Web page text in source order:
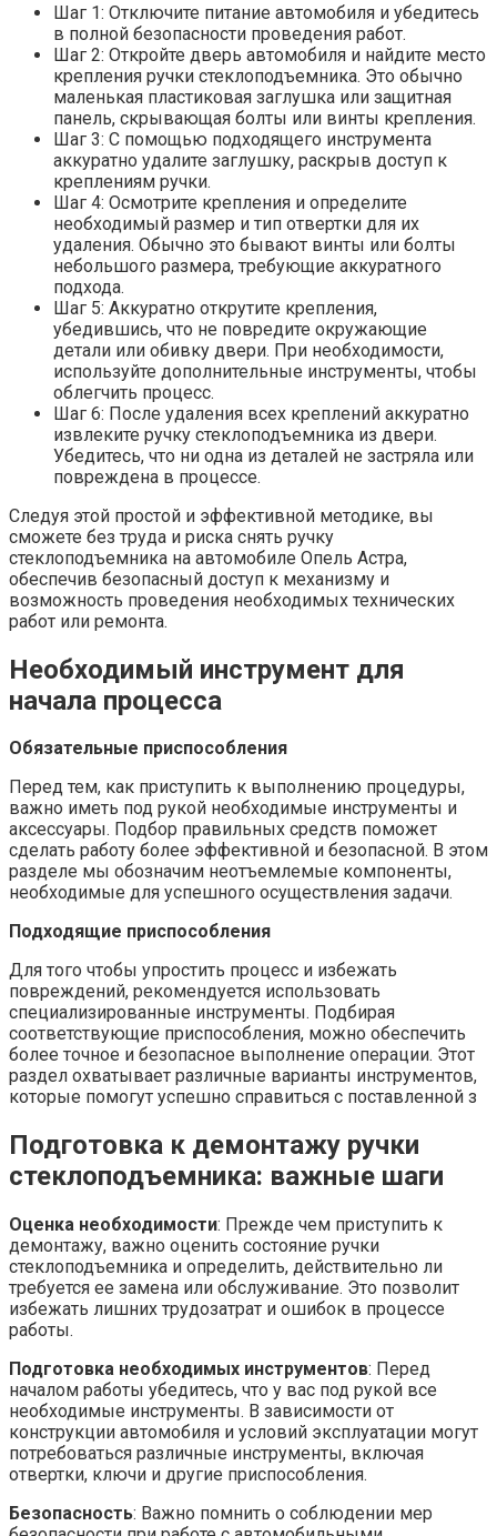
Шаг 1: Отключите питание автомобиля и убедитесь
в полной безопасности проведения работ.
Шаг 2: Откройте дверь автомобиля и найдите место
крепления ручки стеклоподъемника. Это обычно
маленькая пластиковая заглушка или защитная
панель, скрывающая болты или винты крепления.
Шаг 3: С помощью подходящего инструмента
аккуратно удалите заглушку, раскрыв доступ к
креплениям ручки.
Шаг 4: Осмотрите крепления и определите
необходимый размер и тип отвертки для их
удаления. Обычно это бывают винты или болты
небольшого размера, требующие аккуратного
подхода.
Шаг 5: Аккуратно открутите крепления,
убедившись, что не повредите окружающие
детали или обивку двери. При необходимости,
используйте дополнительные инструменты, чтобы
облегчить процесс.
Шаг 6: После удаления всех креплений аккуратно
извлеките ручку стеклоподъемника из двери.
Убедитесь, что ни одна из деталей не застряла или
повреждена в процессе.
Следуя этой простой и эффективной методике, вы
сможете без труда и риска снять ручку
стеклоподъемника на автомобиле Опель Астра,
обеспечив безопасный доступ к механизму и
возможность проведения необходимых технических
работ или ремонта.
Необходимый инструмент для
начала процесса
Обязательные приспособления
Перед тем, как приступить к выполнению процедуры,
важно иметь под рукой необходимые инструменты и
аксессуары. Подбор правильных средств поможет
сделать работу более эффективной и безопасной. В этом
разделе мы обозначим неотъемлемые компоненты,
необходимые для успешного осуществления задачи.
Подходящие приспособления
Для того чтобы упростить процесс и избежать
повреждений, рекомендуется использовать
специализированные инструменты. Подбирая
соответствующие приспособления, можно обеспечить
более точное и безопасное выполнение операции. Этот
раздел охватывает различные варианты инструментов,
которые помогут успешно справиться с поставленной з
Подготовка к демонтажу ручки
стеклоподъемника: важные шаги
Оценка необходимости: Прежде чем приступить к
демонтажу, важно оценить состояние ручки
стеклоподъемника и определить, действительно ли
требуется ее замена или обслуживание. Это позволит
избежать лишних трудозатрат и ошибок в процессе
работы.
Подготовка необходимых инструментов: Перед
началом работы убедитесь, что у вас под рукой все
необходимые инструменты. В зависимости от
конструкции автомобиля и условий эксплуатации могут
потребоваться различные инструменты, включая
отвертки, ключи и другие приспособления.
Безопасность: Важно помнить о соблюдении мер